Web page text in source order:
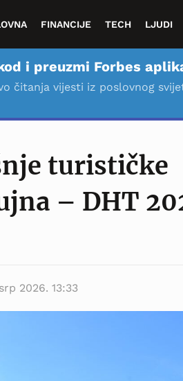
FINANCIJE TECH LJUDI
i preuzmi Forbes
čitanja vijesti iz poslovnog
turističke
– DHT
2026. 13:33